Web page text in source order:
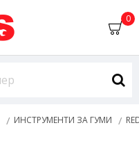
0
ИНСТРУМЕНТИ ЗА ГУМИ